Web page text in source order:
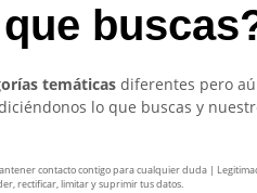
temáticas diferentes pero
lo que buscas y
contacto contigo para cualquier duda |
rectificar, limitar y suprimir tus datos.